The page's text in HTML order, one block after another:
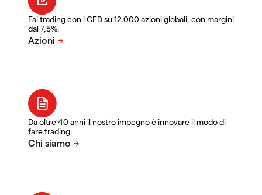
Fai trading con i CFD su 12.000 azioni globali, con margini
dal 7,5%.
Da oltre 40 anni il nostro impegno è innovare il modo di
fare trading.